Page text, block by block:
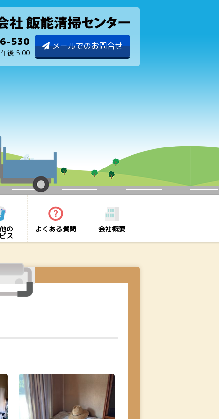
530
後 5:00
メールでのお問合せ
の
ス
よくある質問 会社概要